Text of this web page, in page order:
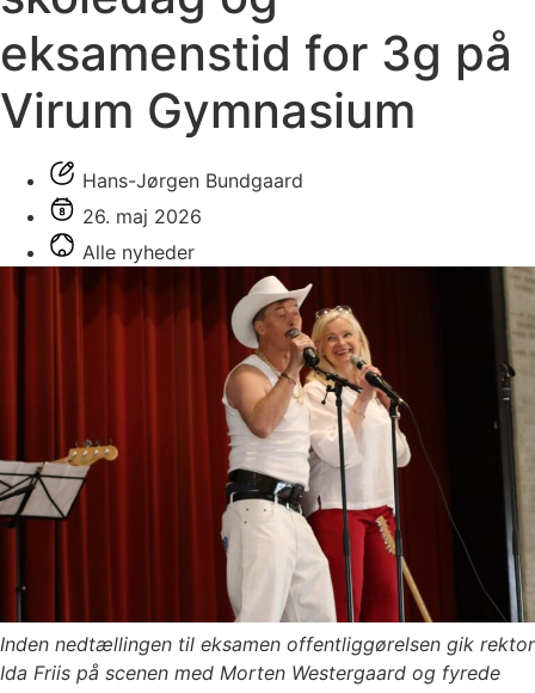
eksamenstid for 3g på
Virum Gymnasium
Hans-Jørgen Bundgaard
26. maj 2026
Alle nyheder
Inden nedtællingen til eksamen offentliggørelsen gik rektor
Ida Friis på scenen med Morten Westergaard og fyrede